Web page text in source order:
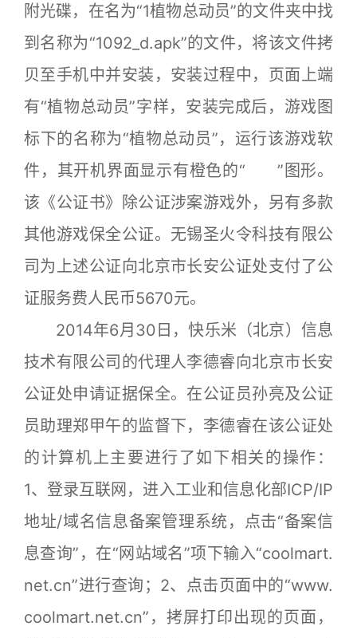
附光碟，在名为“1植物总动员”的文件夹中找
到名称为“1092_d.apk”的文件，将该文件拷
贝至手机中并安装，安装过程中，页面上端
有“植物总动员”字样，安装完成后，游戏图
标下的名称为“植物总动员”，运行该游戏软
件，其开机界面显示有橙色的“ ”图形。
该《公证书》除公证涉案游戏外，另有多款
其他游戏保全公证。无锡圣火令科技有限公
司为上述公证向北京市长安公证处支付了公
证服务费人民币5670元。
2014年6月30日，快乐米（北京）信息
技术有限公司的代理人李德睿向北京市长安
公证处申请证据保全。在公证员孙亮及公证
员助理郑甲午的监督下，李德睿在该公证处
的计算机上主要进行了如下相关的操作：
1、登录互联网，进入工业和信息化部ICP/IP
地址/域名信息备案管理系统，点击“备案信
息查询”，在“网站域名”项下输入“coolmart.
net.cn”进行查询；2、点击页面中的“www.
coolmart.net.cn”，拷屏打印出现的页面，